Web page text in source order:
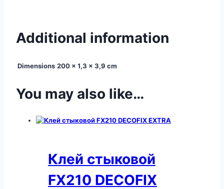
Additional information
Dimensions 200 × 1,3 × 3,9 cm
You may also like…
Клей стыковой
FX210 DECOFIX